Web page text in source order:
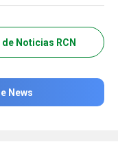
Noticias RCN
News